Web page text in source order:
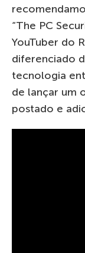
“The PC
YouTuber do
diferenciado
tecnologia
de lançar um
postado e